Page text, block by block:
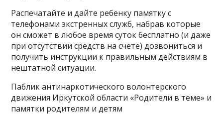
Распечатайте и дайте ребенку памятку с
телефонами экстренных служб, набрав которые
он сможет в любое время суток бесплатно (и даже
при отсутствии средств на счете) дозвониться и
получить инструкции к правильным действиям в
нештатной ситуации.
Паблик антинаркотического волонтерского
движения Иркутской области «Родители в теме» и
памятки родителям и детям